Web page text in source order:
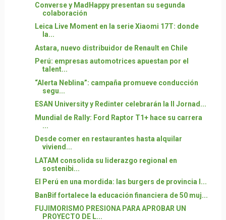
Converse y MadHappy presentan su segunda
colaboración
Leica Live Moment en la serie Xiaomi 17T: donde
la...
Astara, nuevo distribuidor de Renault en Chile
Perú: empresas automotrices apuestan por el
talent...
“Alerta Neblina”: campaña promueve conducción
segu...
ESAN University y Redinter celebrarán la II Jornad...
Mundial de Rally: Ford Raptor T1+ hace su carrera
...
Desde comer en restaurantes hasta alquilar
viviend...
LATAM consolida su liderazgo regional en
sostenibi...
El Perú en una mordida: las burgers de provincia l...
BanBif fortalece la educación financiera de 50 muj...
FUJIMORISMO PRESIONA PARA APROBAR UN
PROYECTO DE L...